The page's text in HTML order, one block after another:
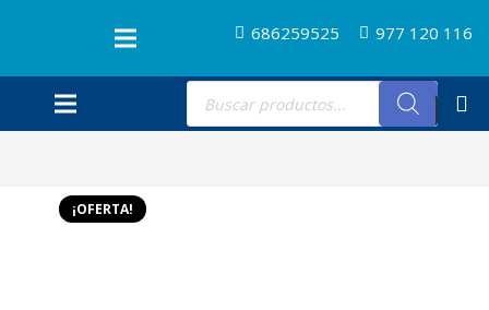
686259525 977 120 116
Búsqueda
productos
¡OFERTA!